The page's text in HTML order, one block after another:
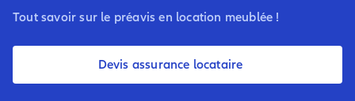
Tout savoir sur le préavis en location meublée !
Devis assurance locataire